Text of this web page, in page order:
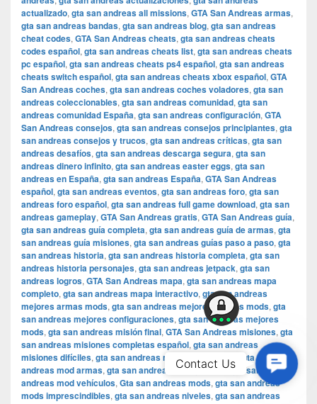
actualizado, gta san andreas all missions, GTA San Andreas armas,
gta san andreas bandas, gta san andreas blog, gta san andreas
cheat codes, GTA San Andreas cheats, gta san andreas cheats
codes español, gta san andreas cheats list, gta san andreas cheats
pc español, gta san andreas cheats ps4 español, gta san andreas
cheats switch español, gta san andreas cheats xbox español, GTA
San Andreas coches, gta san andreas coches voladores, gta san
andreas coleccionables, gta san andreas comunidad, gta san
andreas comunidad España, gta san andreas configuración, GTA
San Andreas consejos, gta san andreas consejos principiantes, gta
san andreas consejos y trucos, gta san andreas críticas, gta san
andreas desafíos, gta san andreas descarga segura, gta san
andreas dinero infinito, gta san andreas easter eggs, gta san
andreas en España, gta san andreas España, GTA San Andreas
español, gta san andreas eventos, gta san andreas foro, gta san
andreas foro español, gta san andreas full game download, gta san
andreas gameplay, GTA San Andreas gratis, GTA San Andreas guía,
gta san andreas guía completa, gta san andreas guía de armas, gta
san andreas guía misiones, gta san andreas guías paso a paso, gta
san andreas historia, gta san andreas historia completa, gta san
andreas historia personajes, gta san andreas jetpack, gta san
andreas logros, GTA San Andreas mapa, gta san andreas mapa
completo, gta san andreas mapa interactivo, gta san andreas
mejores armas mods, gta san andreas mejores coches mods, gta
san andreas mejores configuraciones, gta san andreas mejores
mods, gta san andreas misión final, GTA San Andreas misiones, gta
san andreas misiones completas español, gta san andreas
misiones difíciles, gta san andreas misiones secretas
gta san
andreas mod armas, gta san andreas mod gráficos,gta san
andreas mod vehículos, Gta san andreas mods, gta san andreas
mods imprescindibles, gta san andreas niveles, gta san andreas
Us
Contact Us